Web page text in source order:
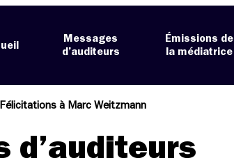
Messages
d’auditeurs
Émissions de
la médiatrice
Félicitations à Marc Weitzmann
d’auditeurs